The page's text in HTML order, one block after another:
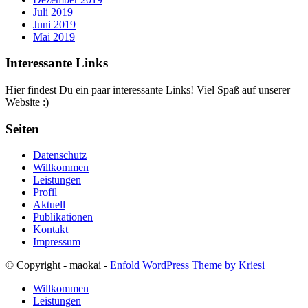
Juli 2019
Juni 2019
Mai 2019
Interessante Links
Hier findest Du ein paar interessante Links! Viel Spaß auf unserer
Website :)
Seiten
Datenschutz
Willkommen
Leistungen
Profil
Aktuell
Publikationen
Kontakt
Impressum
© Copyright - maokai - Enfold WordPress Theme by Kriesi
Willkommen
Leistungen